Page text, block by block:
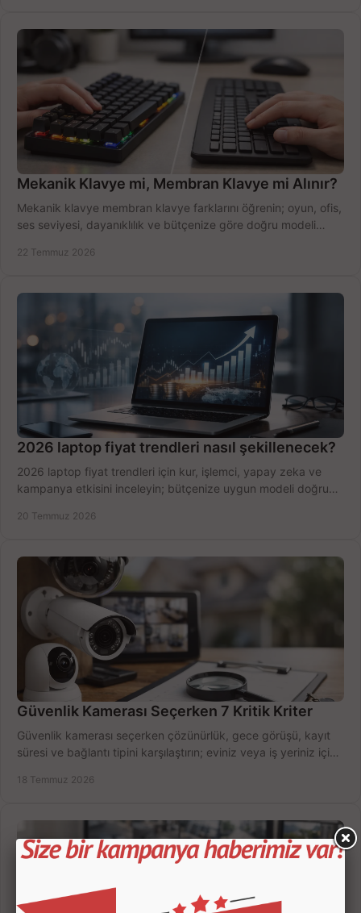
Mekanik Klavye mi, Membran Klavye mi Alınır?
Mekanik klavye membran klavye farklarını öğrenin; oyun, ofis,
ses seviyesi, dayanıklılık ve bütçenize göre doğru modeli
22 Temmuz 2026
2026 laptop fiyat trendleri nasıl şekillenecek?
2026 laptop fiyat trendleri için kur, işlemci, yapay zeka ve
kampanya etkisini inceleyin; bütçenize uygun modeli doğru
20 Temmuz 2026
Güvenlik Kamerası Seçerken 7 Kritik Kriter
Güvenlik kamerası seçerken çözünürlük, gece görüşü, kayıt
süresi ve bağlantı tipini karşılaştırın; eviniz veya iş yeriniz için
18 Temmuz 2026